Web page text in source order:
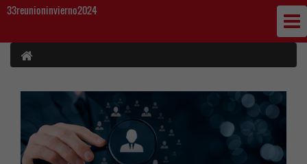
33reunioninvierno2024